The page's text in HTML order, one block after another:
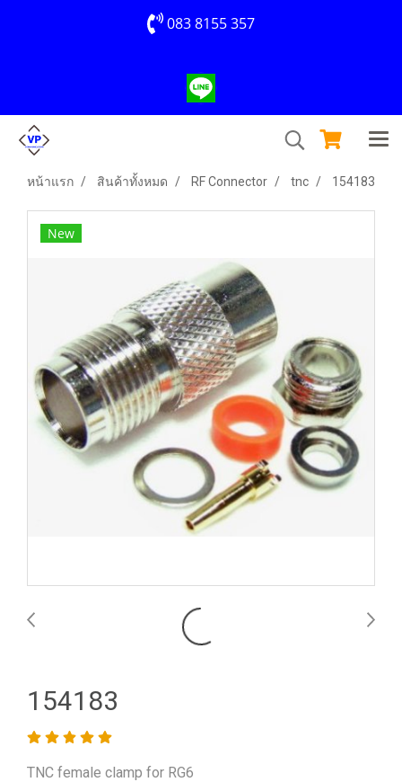
083 8155 357
หน้าแรก สินค้าทั้งหมด RF Connector tnc 154183
New
154183
TNC female clamp for RG6